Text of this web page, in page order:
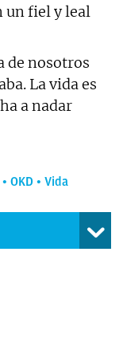
un fiel y leal
de nosotros
La vida es
a nadar
OKD Vida